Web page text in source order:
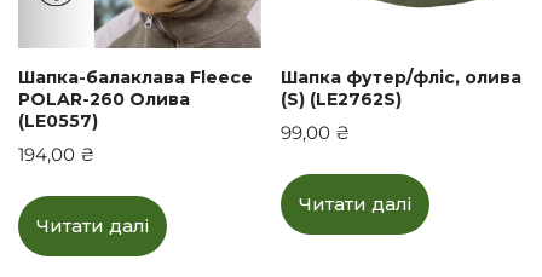
Шапка-балаклава Fleece
POLAR-260 Олива
(LE0557)
194,00 ₴
Читати далі
Шапка футер/фліс, олива
(S) (LE2762S)
99,00 ₴
Читати далі